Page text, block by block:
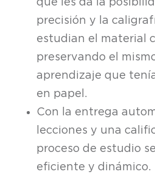
que les da la
precisión y la
estudian el material
preservando el
aprendizaje que
en papel.
Con la entrega
lecciones y una
proceso de estudio
eficiente y dinámico.